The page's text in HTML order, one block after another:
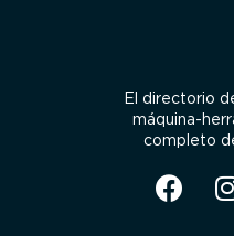
El directorio
máquina-
completo